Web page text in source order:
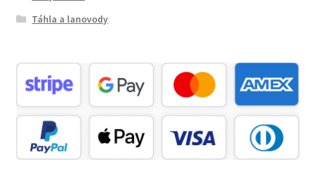
Táhla a lanovody